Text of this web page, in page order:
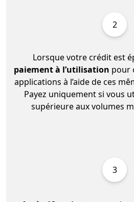
2
Lorsque votre crédit est
paiement à l’utilisation pour
applications à l’aide de ces
Payez uniquement si vous
supérieure aux volumes
3